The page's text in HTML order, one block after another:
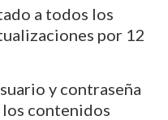
a todos los
por 12
y contraseña
contenidos